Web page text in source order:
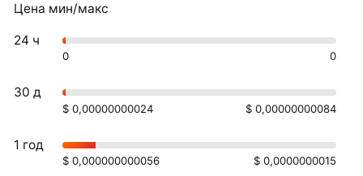
Цена мин/макс
24 ч
0 0
30 д
$ 0,00000000024 $ 0,00000000084
1 год
$ 0,000000000056 $ 0,0000000015